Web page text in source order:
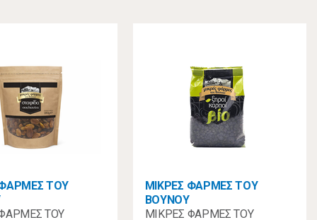
ΤΟΥ
ΤΟΥ
ΜΙΚΡΕΣ ΦΑΡΜΕΣ ΤΟΥ
ΒΟΥΝΟΥ
ΜΙΚΡΕΣ ΦΑΡΜΕΣ ΤΟΥ